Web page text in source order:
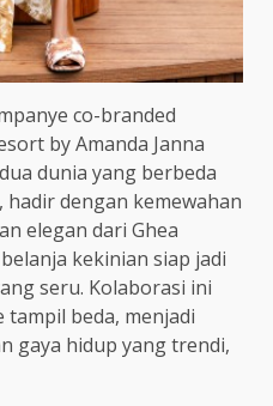
co-branded
by Amanda Janna
dunia yang berbeda
dengan kemewahan
elegan dari Ghea
kekinian siap jadi
seru. Kolaborasi ini
beda, menjadi
gaya hidup yang trendi,